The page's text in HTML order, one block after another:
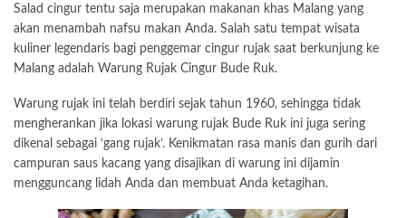
Salad cingur tentu saja merupakan makanan khas Malang yang
akan menambah nafsu makan Anda. Salah satu tempat wisata
kuliner legendaris bagi penggemar cingur rujak saat berkunjung ke
Malang adalah Warung Rujak Cingur Bude Ruk.
Warung rujak ini telah berdiri sejak tahun 1960, sehingga tidak
mengherankan jika lokasi warung rujak Bude Ruk ini juga sering
dikenal sebagai ‘gang rujak’. Kenikmatan rasa manis dan gurih dari
campuran saus kacang yang disajikan di warung ini dijamin
mengguncang lidah Anda dan membuat Anda ketagihan.